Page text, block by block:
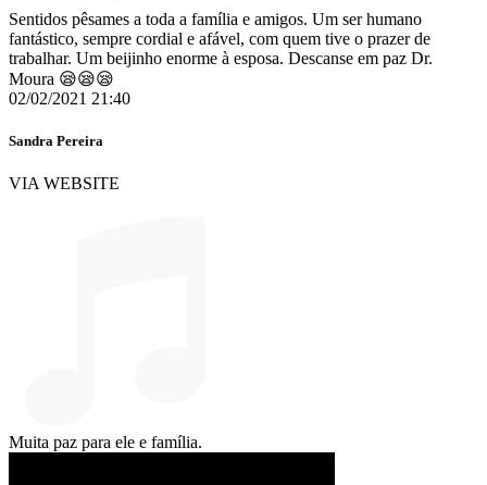
Sentidos pêsames a toda a família e amigos. Um ser humano
fantástico, sempre cordial e afável, com quem tive o prazer de
trabalhar. Um beijinho enorme à esposa. Descanse em paz Dr.
Moura 😪😪😪
02/02/2021 21:40
Sandra Pereira
VIA WEBSITE
Muita paz para ele e família.